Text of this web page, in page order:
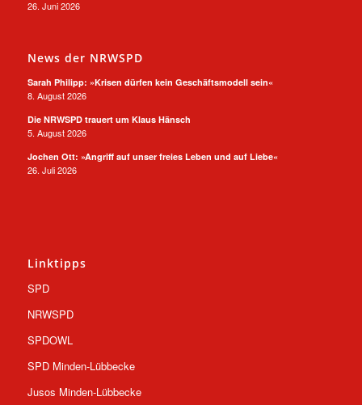
26. Juni 2026
News der NRWSPD
Sarah Philipp: »Krisen dürfen kein Geschäftsmodell sein«
8. August 2026
Die NRWSPD trauert um Klaus Hänsch
5. August 2026
Jochen Ott: »Angriff auf unser freies Leben und auf Liebe«
26. Juli 2026
Linktipps
SPD
NRWSPD
SPDOWL
SPD Minden-Lübbecke
Jusos Minden-Lübbecke